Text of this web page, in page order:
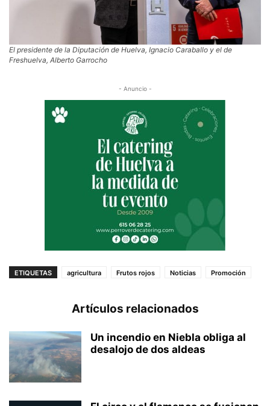
El presidente de la Diputación de Huelva, Ignacio Caraballo y el de
Freshuelva, Alberto Garrocho
- Anuncio -
ETIQUETAS agricultura Frutos rojos Noticias Promoción
Artículos relacionados
Un incendio en Niebla obliga al
desalojo de dos aldeas